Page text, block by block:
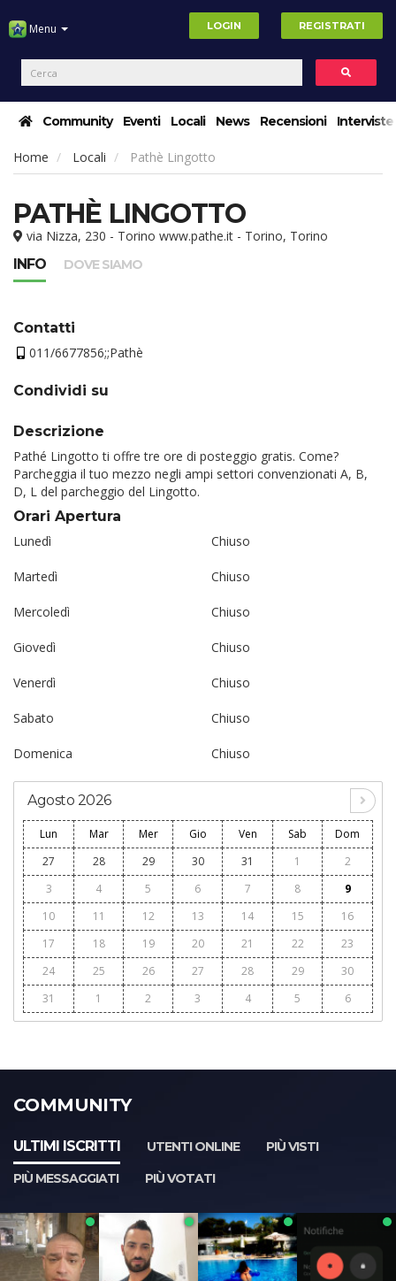
Menu LOGIN REGISTRATI
Community Eventi Locali News Recensioni Interviste
Home Locali Pathè Lingotto
PATHÈ LINGOTTO
via Nizza, 230 - Torino www.pathe.it - Torino, Torino
INFO
DOVE SIAMO
Contatti
011/6677856;;Pathè
Condividi su
Descrizione
Pathé Lingotto ti offre tre ore di posteggio gratis. Come?
Parcheggia il tuo mezzo negli ampi settori convenzionati A, B,
D, L del parcheggio del Lingotto.
Orari Apertura
Lunedì
Chiuso
Martedì Chiuso
Mercoledì Chiuso
Giovedì Chiuso
Venerdì Chiuso
Sabato Chiuso
Domenica Chiuso
Agosto 2026
Lun Mar Mer Gio Ven Sab
Dom
27
28 29 30 31 1
2
3
4 5 6 7 8
9
10
11 12 13 14 15
16
17
18 19 20 21 22
23
24
25 26 27 28 29
30
31
1 2 3 4 5 6
COMMUNITY
ULTIMI ISCRITTI UTENTI ONLINE
PIÙ VISTI
PIÙ MESSAGGIATI
PIÙ VOTATI